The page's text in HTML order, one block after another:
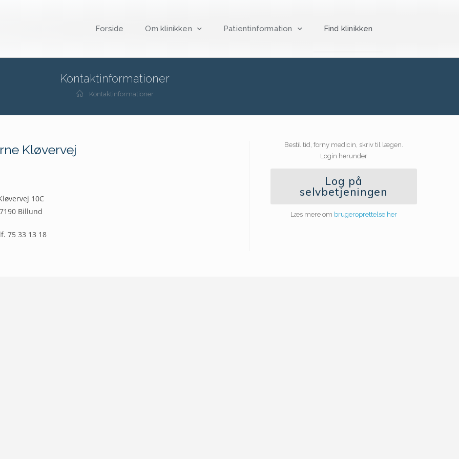
Forside Om klinikken Patientinformation Find klinikken
Kontaktinformationer
Kontaktinformationer
Kløvervej
10C
Billund
75 33 13 18
Bestil tid, forny medicin, skriv til lægen.
Login herunder
Log på
selvbetjeningen
Læs mere om brugeroprettelse her